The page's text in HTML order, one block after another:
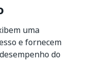
uma
e fornecem
do